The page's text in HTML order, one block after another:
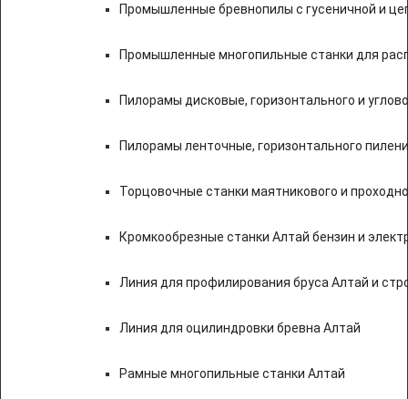
Промышленные бревнопилы с гусеничной и
Промышленные многопильные станки для
Пилорамы дисковые, горизонтального и
Пилорамы ленточные, горизонтального
Торцовочные станки маятникового и
Кромкообрезные станки Алтай бензин и
Линия для профилирования бруса Алтай и
Линия для оцилиндровки бревна Алтай
Рамные многопильные станки Алтай